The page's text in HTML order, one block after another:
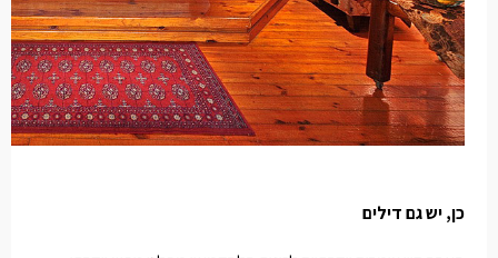
כן, יש גם דילים